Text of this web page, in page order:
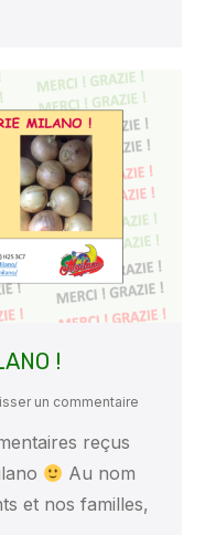
!
un commentaire
reçus
Au nom
et nos familles,